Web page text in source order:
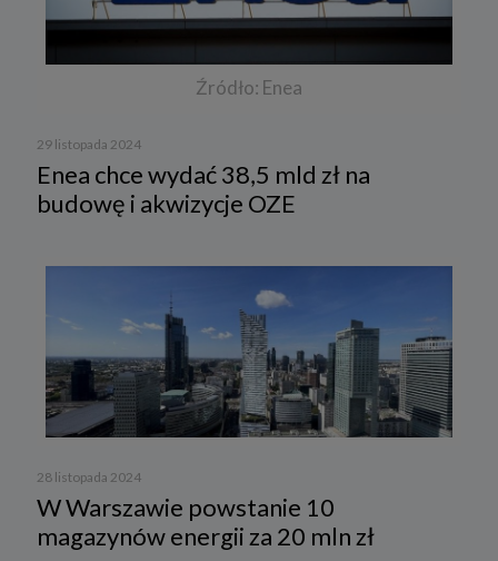
Źródło: Enea
29 listopada 2024
Enea chce wydać 38,5 mld zł na
budowę i akwizycje OZE
28 listopada 2024
W Warszawie powstanie 10
magazynów energii za 20 mln zł